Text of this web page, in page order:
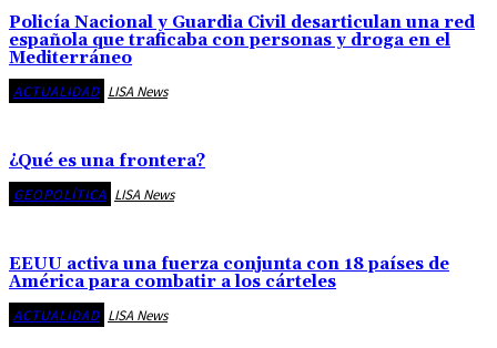
Policía Nacional y Guardia Civil desarticulan una red
española que traficaba con personas y droga en el
Mediterráneo
ACTUALIDAD LISA News
¿Qué es una frontera?
GEOPOLÍTICA LISA News
EEUU activa una fuerza conjunta con 18 países de
América para combatir a los cárteles
ACTUALIDAD LISA News